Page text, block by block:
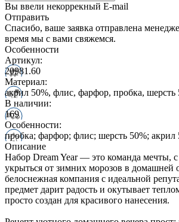
Вы ввели некоррекный E-mail
Отправить
Спасибо, ваше заявка отправлена
время мы с вами свяжемся.
Особенности
Артикул:
20981.60
Материал:
акрил 50%, флис, фарфор, пробка, шерсть
В наличии:
169
Особенности:
пробка; фарфор; флис; шерсть 50%; акрил
Описание
Набор Dream Year — это команда мечты,
укрыться от зимних морозов в домашней
белоснежная компания с идеальной
предмет дарит радость и окутывает
просто создан для красивого нанесения.